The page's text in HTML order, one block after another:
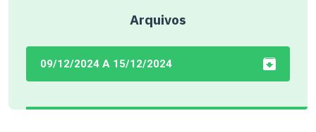
Arquivos
09/12/2024 A 15/12/2024